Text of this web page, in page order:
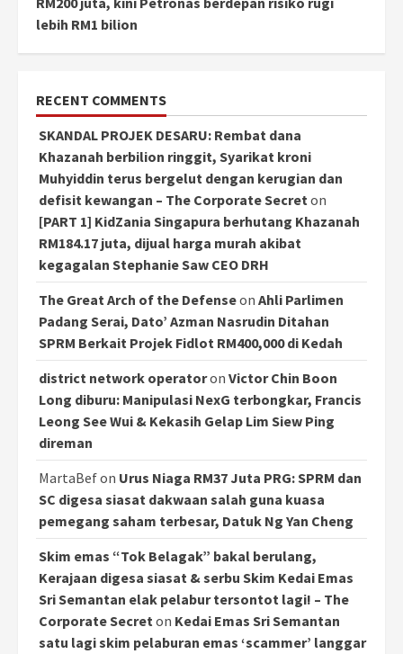
lebih RM1 bilion
RECENT COMMENTS
SKANDAL PROJEK DESARU: Rembat dana
Khazanah berbilion ringgit, Syarikat kroni
Muhyiddin terus bergelut dengan kerugian dan
defisit kewangan – The Corporate Secreton
[PART 1] KidZania Singapura berhutang Khazanah
RM184.17 juta, dijual harga murah akibat
kegagalan Stephanie Saw CEO DRH
The Great Arch of the Defenseon Ahli Parlimen
Padang Serai, Dato’ Azman Nasrudin Ditahan
SPRM Berkait Projek Fidlot RM400,000 di Kedah
district network operatoron Victor Chin Boon
Long diburu: Manipulasi NexG terbongkar, Francis
Leong See Wui & Kekasih Gelap Lim Siew Ping
direman
MartaBefon Urus Niaga RM37 Juta PRG: SPRM dan
SC digesa siasat dakwaan salah guna kuasa
pemegang saham terbesar, Datuk Ng Yan Cheng
Skim emas “Tok Belagak” bakal berulang,
Kerajaan digesa siasat & serbu Skim Kedai Emas
Sri Semantan elak pelabur tersontot lagi! – The
Corporate Secreton Kedai Emas Sri Semantan
satu lagi skim pelaburan emas ‘scammer’ langgar